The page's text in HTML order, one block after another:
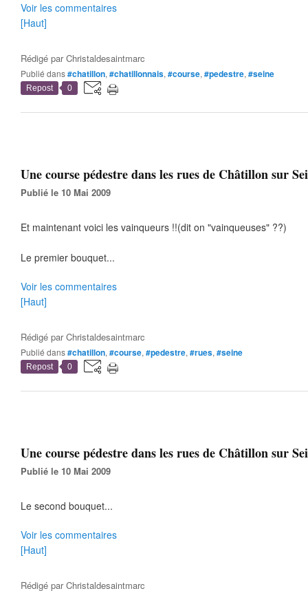
Voir les commentaires
[Haut]
Rédigé parChristaldesaintmarc
Publié dans#chatillon, #chatillonnais, #course, #pedestre, #seine
Repost 0
Une course pédestre dans les rues de Châtillon sur
Publié le 10 Mai 2009
Et maintenant voici les vainqueurs !!(dit on "vainqueuses" ??)
Le premier bouquet...
Voir les commentaires
[Haut]
Rédigé parChristaldesaintmarc
Publié dans#chatillon, #course, #pedestre, #rues, #seine
Repost 0
Une course pédestre dans les rues de Châtillon sur
Publié le 10 Mai 2009
Le second bouquet...
Voir les commentaires
[Haut]
Rédigé parChristaldesaintmarc